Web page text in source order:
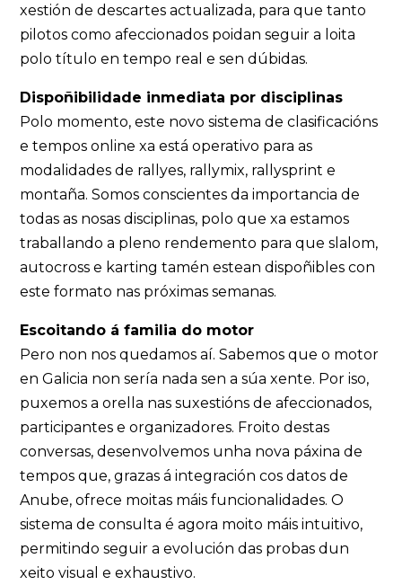
xestión de descartes actualizada, para que tanto
pilotos como afeccionados poidan seguir a loita
polo título en tempo real e sen dúbidas.
Dispoñibilidade inmediata por disciplinas
Polo momento, este novo sistema de clasificacións
e tempos online xa está operativo para as
modalidades de rallyes, rallymix, rallysprint e
montaña. Somos conscientes da importancia de
todas as nosas disciplinas, polo que xa estamos
traballando a pleno rendemento para que slalom,
autocross e karting tamén estean dispoñibles con
este formato nas próximas semanas.
Escoitando á familia do motor
Pero non nos quedamos aí. Sabemos que o motor
en Galicia non sería nada sen a súa xente. Por iso,
puxemos a orella nas suxestións de afeccionados,
participantes e organizadores. Froito destas
conversas, desenvolvemos unha nova páxina de
tempos que, grazas á integración cos datos de
Anube, ofrece moitas máis funcionalidades. O
sistema de consulta é agora moito máis intuitivo,
permitindo seguir a evolución das probas dun
xeito visual e exhaustivo.